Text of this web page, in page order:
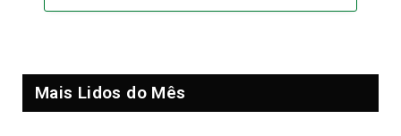
Mais Lidos do Mês